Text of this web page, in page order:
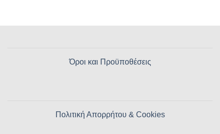
Όροι και Προϋποθέσεις
Πολιτική Απορρήτου & Cookies